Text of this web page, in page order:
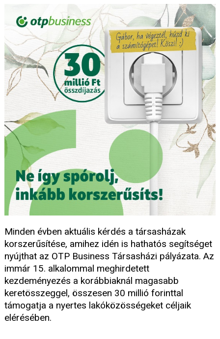
Minden évben aktuális kérdés a társasházak
korszerűsítése, amihez idén is hathatós segítséget
nyújthat az OTP Business Társasházi pályázata. Az
immár 15. alkalommal meghirdetett
kezdeményezés a korábbiaknál magasabb
keretösszeggel, összesen 30 millió forinttal
támogatja a nyertes lakóközösségeket céljaik
elérésében.